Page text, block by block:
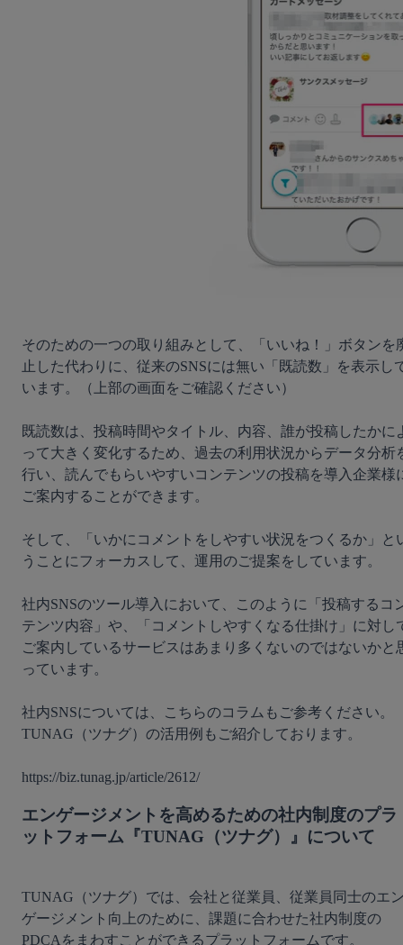
そのための一つの取り組みとして、「いいね！」ボタンを
止した代わりに、従来のSNSには無い「既読数」を表示し
います。（上部の画面をご確認ください）
既読数は、投稿時間やタイトル、内容、誰が投稿したかに
って大きく変化するため、過去の利用状況からデータ分析
行い、読んでもらいやすいコンテンツの投稿を導入企業様
ご案内することができます。
そして、「いかにコメントをしやすい状況をつくるか」と
うことにフォーカスして、運用のご提案をしています。
社内SNSのツール導入において、このように「投稿するコ
テンツ内容」や、「コメントしやすくなる仕掛け」に対し
ご案内しているサービスはあまり多くないのではないかと
っています。
社内SNSについては、こちらのコラムもご参考ください。
TUNAG（ツナグ）の活用例もご紹介しております。
エンゲージメントを高めるための社内制度のプラ
ットフォーム『TUNAG（ツナグ）』について
TUNAG（ツナグ）では、会社と従業員、従業員同士のエ
ゲージメント向上のために、課題に合わせた社内制度の
PDCAをまわすことができるプラットフォームです。